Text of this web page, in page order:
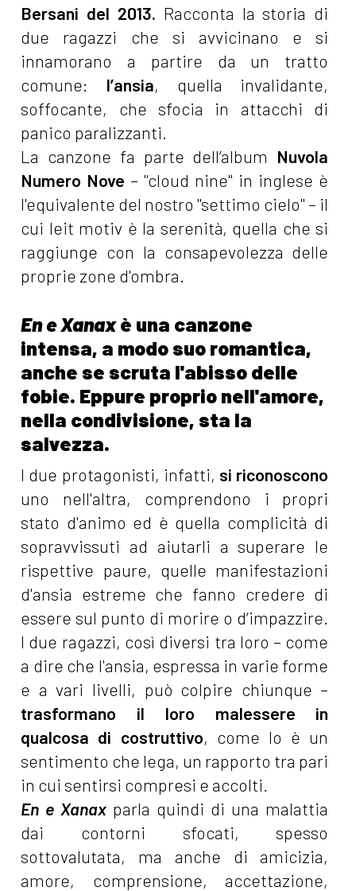
Bersani del 2013. Racconta la storia di
due ragazzi che si avvicinano e si
innamorano a partire da un tratto
comune: l’ansia, quella invalidante,
soffocante, che sfocia in attacchi di
panico paralizzanti.
La canzone fa parte dell’album Nuvola
Numero Nove – "cloud nine" in inglese è
l'equivalente del nostro "settimo cielo" – il
cui leit motiv è la serenità, quella che si
raggiunge con la consapevolezza delle
proprie zone d'ombra.
En e Xanaxè una canzone
intensa, a modo suo romantica,
anche se scruta l'abisso delle
fobie. Eppure proprio nell'amore,
nella condivisione, sta la
salvezza.
I due protagonisti, infatti, si riconoscono
uno nell'altra, comprendono i propri
stato d'animo ed è quella complicità di
sopravvissuti ad aiutarli a superare le
rispettive paure, quelle manifestazioni
d'ansia estreme che fanno credere di
essere sul punto di morire o d’impazzire.
I due ragazzi, così diversi tra loro – come
a dire che l'ansia, espressa in varie forme
e a vari livelli, può colpire chiunque –
trasformano il loro malessere in
qualcosa di costruttivo, come lo è un
sentimento che lega, un rapporto tra pari
in cui sentirsi compresi e accolti.
En e Xanax parla quindi di una malattia
dai contorni sfocati, spesso
sottovalutata, ma anche di amicizia,
amore, comprensione, accettazione,